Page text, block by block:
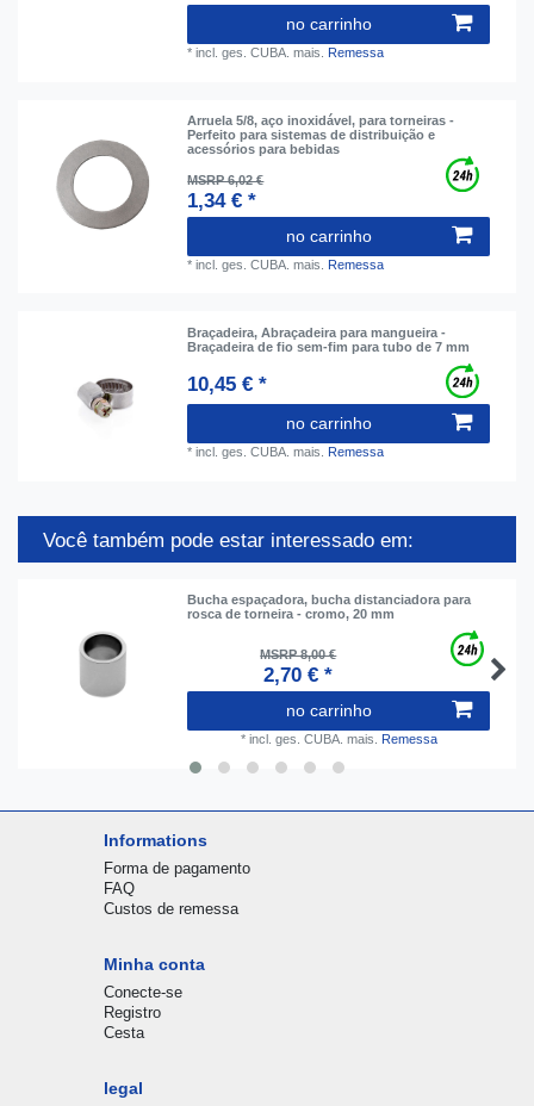
no carrinho
*incl. ges. CUBA. mais. Remessa
Arruela 5/8, aço inoxidável, para torneiras -
Perfeito para sistemas de distribuição e
acessórios para bebidas
MSRP 6,02 €
1,34 € *
no carrinho
*incl. ges. CUBA. mais. Remessa
Braçadeira, Abraçadeira para mangueira -
Braçadeira de fio sem-fim para tubo de 7 mm
10,45 € *
no carrinho
*incl. ges. CUBA. mais. Remessa
Você também pode estar interessado em:
Bucha espaçadora, bucha distanciadora para
rosca de torneira - cromo, 20 mm
MSRP 8,00 €
2,70 € *
no carrinho
* incl. ges. CUBA. mais. Remessa
Informations
Forma de pagamento
FAQ
Custos de remessa
Minha conta
Conecte-se
Registro
Cesta
legal